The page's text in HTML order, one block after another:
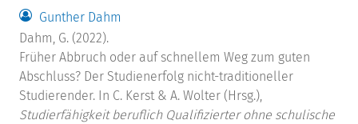
Gunther Dahm
Dahm, G. (2022).
Früher Abbruch oder auf schnellem Weg zum guten
Abschluss? Der Studienerfolg nicht-traditioneller
Studierender. In C. Kerst & A. Wolter (Hrsg.),
Studierfähigkeit beruflich Qualifizierter ohne schulische